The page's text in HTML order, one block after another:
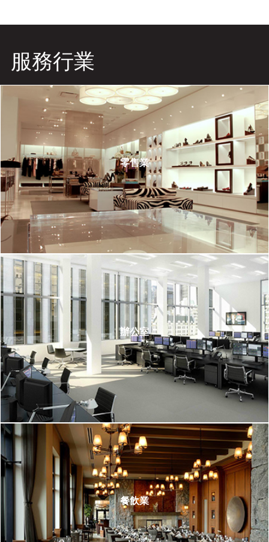
服務行業
零售業
辦公室
餐飲業